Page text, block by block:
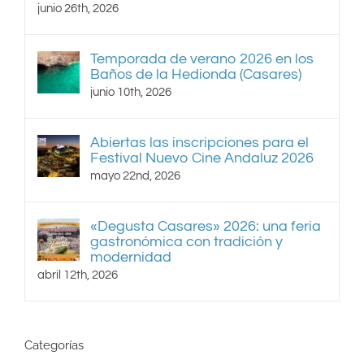
junio 26th, 2026
Temporada de verano 2026 en los
Baños de la Hedionda (Casares)
junio 10th, 2026
Abiertas las inscripciones para el
Festival Nuevo Cine Andaluz 2026
mayo 22nd, 2026
«Degusta Casares» 2026: una feria
gastronómica con tradición y
modernidad
abril 12th, 2026
Categorías